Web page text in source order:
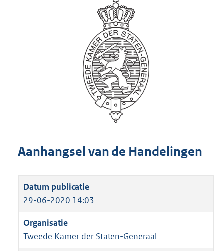
Aanhangsel van de Handelingen
29-06-2020 14:03
Tweede Kamer der Staten-Generaal